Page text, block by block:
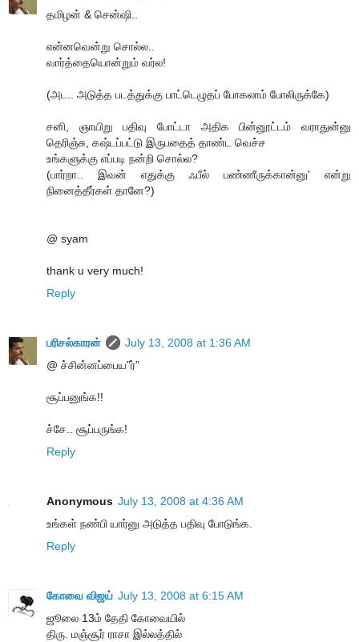
தமிழன் & சென்ஷி..
என்னவென்று சொல்ல..
வார்த்தையொன்றும் வர்ல!
(அட.. அடுத்த படத்துக்கு பாட்டெழுதப் போகலாம் போலிருக்கே)
சனி, ஞாயிறு பதிவு போட்டா அதிக பின்னூட்டம் வராதுன்னு
தெரிஞ்சு, கஷ்டப்பட்டு இருபதைத் தாண்ட வெச்ச
உங்களுக்கு எப்படி நன்றி சொல்ல?
(பார்றா.. இவன் எதுக்கு ஃபீல் பண்ணீருக்கான்னு' என்று
நினைத்தீர்கள் தானே?)
@ syam
thank u very much!
Reply
பரிசல்காரன்
July 13, 2008 at 1:36 AM
@ ச்சின்னப்பைய”ர்”
சூப்பனுங்க!!
ச்சே.. சூப்பருங்க!
Reply
Anonymous July 13, 2008 at 4:36 AM
உங்கள் நண்பி யார்னு அடுத்த பதிவு போடுங்க.
Reply
கோவை விஜய் July 13, 2008 at 6:15 AM
ஜூலை 13ம் தேதி கோவையில்
திரு. மஞ்சூர் ராசா இல்லத்தில்